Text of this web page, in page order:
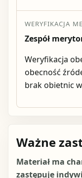
WERYFIKACJA
Zespół
Weryfikacja
obecność
brak obietnic
Ważne
Materiał ma
zastępuje